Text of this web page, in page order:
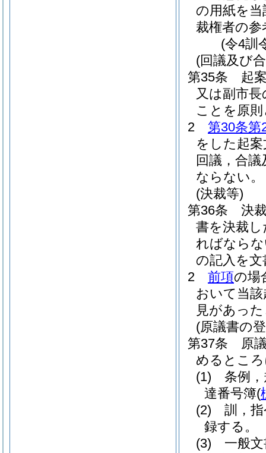
の用紙を
裁権者の
(令4訓
(回議及び
第35条
起
又は副市
ことを原
2
第30条第
をした起
回議，合
ならない。
(決裁等)
第36条
決
書を決裁
ればなら
の記入を
2
前項の場
おいて当
見があっ
(原議書の
第37条
原
めるとこ
(1)
条例
達番号簿(
(2)
訓，
録する。
(3)
一般